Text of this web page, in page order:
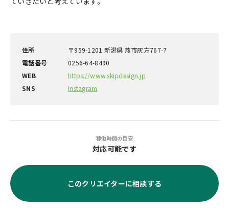
住所
〒959-1201 新潟県 燕市灰方767-7
電話番号
0256-64-8490
WEB
https://www.skipdesign.jp
SNS
Instagram
稼働時間の目安
対応可能です
このクリエイターに相談する